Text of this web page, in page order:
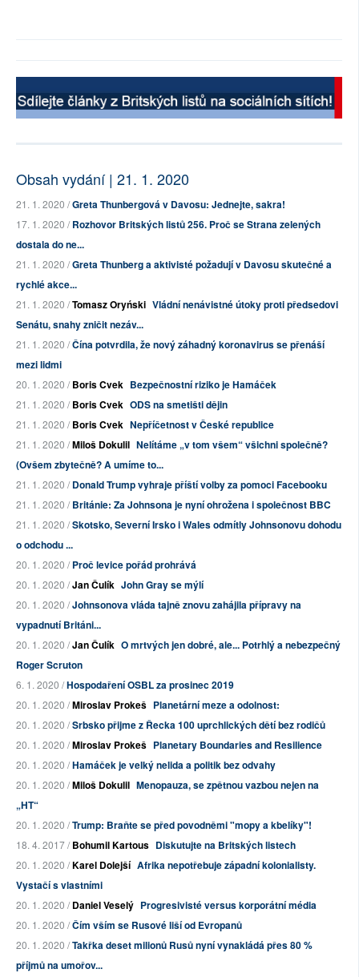
Obsah vydání | 21. 1. 2020
21. 1. 2020 /Greta Thunbergová v Davosu: Jednejte, sakra!
17. 1. 2020 /Rozhovor Britských listů 256. Proč se Strana zelených
dostala do ne...
21. 1. 2020 /Greta Thunberg a aktivisté požadují v Davosu skutečné a
rychlé akce...
21. 1. 2020 /Tomasz Oryński Vládní nenávistné útoky proti předsedovi
Senátu, snahy zničit nezáv...
21. 1. 2020 /Čína potvrdila, že nový záhadný koronavirus se přenáší
mezi lidmi
20. 1. 2020 /Boris Cvek Bezpečnostní riziko je Hamáček
21. 1. 2020 /Boris Cvek ODS na smetišti dějin
21. 1. 2020 /Boris Cvek Nepříčetnost v České republice
21. 1. 2020 /Miloš Dokulil Nelítáme „v tom všem“ všichni společně?
(Ovšem zbytečně? A umíme to...
21. 1. 2020 /Donald Trump vyhraje příští volby za pomoci Facebooku
21. 1. 2020 /Británie: Za Johnsona je nyní ohrožena i společnost BBC
21. 1. 2020 /Skotsko, Severní Irsko i Wales odmítly Johnsonovu dohodu
o odchodu ...
20. 1. 2020 /Proč levice pořád prohrává
20. 1. 2020 /Jan Čulík John Gray se mýlí
20. 1. 2020 /Johnsonova vláda tajně znovu zahájila přípravy na
vypadnutí Británi...
20. 1. 2020 /Jan Čulík O mrtvých jen dobré, ale... Potrhlý a nebezpečný
Roger Scruton
6. 1. 2020 /Hospodaření OSBL za prosinec 2019
20. 1. 2020 /Miroslav Prokeš Planetární meze a odolnost:
20. 1. 2020 /Srbsko přijme z Řecka 100 uprchlických dětí bez rodičů
20. 1. 2020 /Miroslav Prokeš Planetary Boundaries and Resilience
20. 1. 2020 /Hamáček je velký nelida a politik bez odvahy
20. 1. 2020 /Miloš Dokulil Menopauza, se zpětnou vazbou nejen na
„HT“
20. 1. 2020 /Trump: Braňte se před povodněmi "mopy a kbelíky"!
18. 4. 2017 /Bohumil Kartous Diskutujte na Britských listech
20. 1. 2020 /Karel Dolejší Afrika nepotřebuje západní kolonialisty.
Vystačí s vlastními
20. 1. 2020 /Daniel Veselý Progresivisté versus korporátní média
20. 1. 2020 /Čím vším se Rusové liší od Evropanů
20. 1. 2020 /Takřka deset milionů Rusů nyní vynakládá přes 80 %
příjmů na umořov...